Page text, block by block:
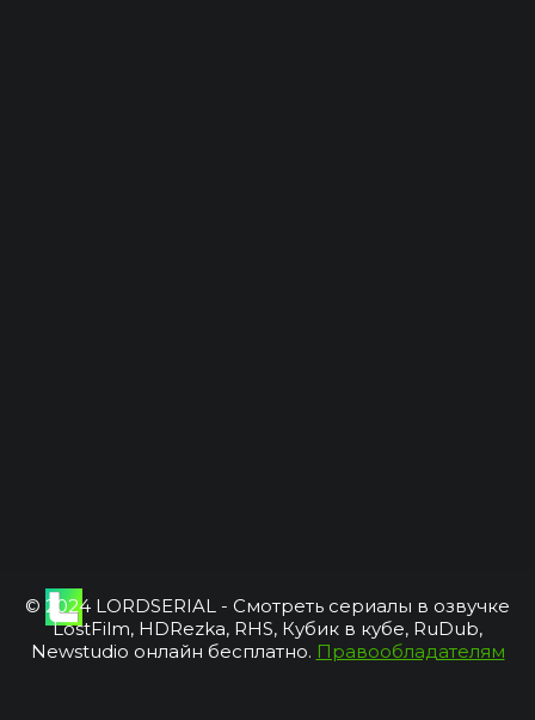
© 2024 LORDSERIAL - Смотреть сериалы в озвучке
LostFilm, HDRezka, RHS, Кубик в кубе, RuDub,
Newstudio онлайн бесплатно. Правообладателям